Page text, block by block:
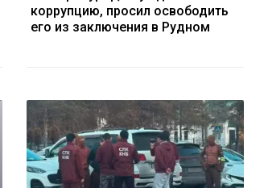
коррупцию, просил освободить
его из заключения в Рудном